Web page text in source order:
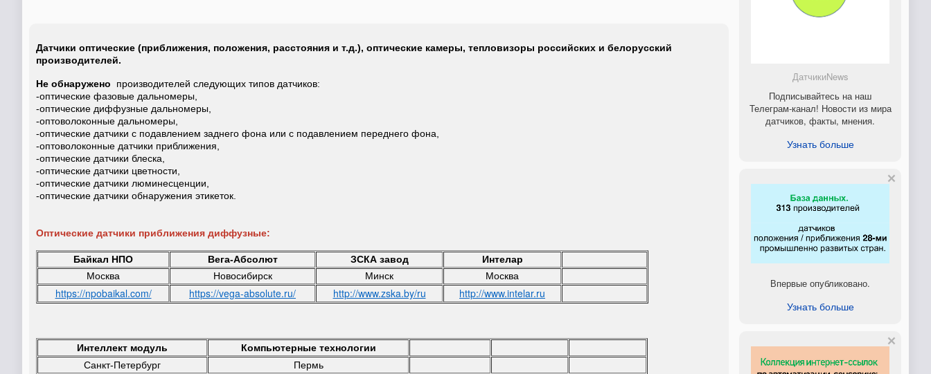
Датчики оптические (приближения, положения, расстояния и т.д.), оптические камеры, тепловизоры российских и белорусский
производителей.
Не обнаружено производителей следующих типов датчиков:
-оптические фазовые дальномеры,
-оптические диффузные дальномеры,
-оптоволоконные дальномеры,
-оптические датчики с подавлением заднего фона или с подавлением переднего фона,
-оптоволоконные датчики приближения,
-оптические датчики блеска,
-оптические датчики цветности,
-оптические датчики люминесценции,
-оптические датчики обнаружения этикеток.
Оптические датчики приближения диффузные:
Байкал НПО Вега-Абсолют ЗСКА завод
Интелар
Москва
Новосибирск Минск Москва
https://npobaikal.com/ https://vega-absolute.ru/ http://www.zska.by/ru http://www.intelar.ru
Интеллект модуль
Компьютерные технологии
Санкт-Петербург
Пермь
ДатчикиNews
Подписывайтесь на наш
Телеграм-канал! Новости из мира
датчиков, факты, мнения.
Узнать больше
Впервые опубликовано.
Узнать больше